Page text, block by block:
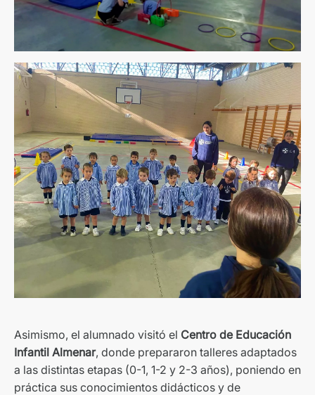
Asimismo, el alumnado visitó el Centro de Educación
Infantil Almenar, donde prepararon talleres adaptados
a las distintas etapas (0-1, 1-2 y 2-3 años), poniendo en
práctica sus conocimientos didácticos y de